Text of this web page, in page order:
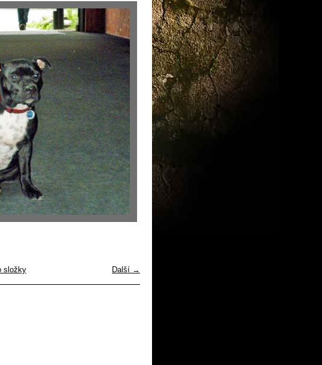
Další →
složky